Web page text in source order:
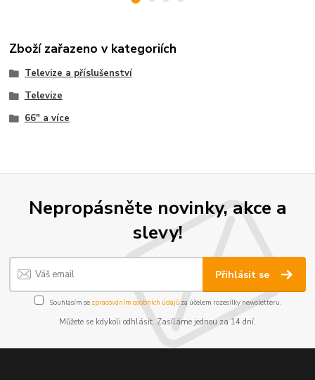
Zboží zařazeno v kategoriích
Televize a příslušenství
Televize
66" a více
Nepropásněte novinky, akce a
slevy!
Přihlásit se
Souhlasím se zpracováním osobních údajůza účelem rozesílky newsletteru.
Můžete se kdykoli odhlásit. Zasíláme jednou za 14 dní.